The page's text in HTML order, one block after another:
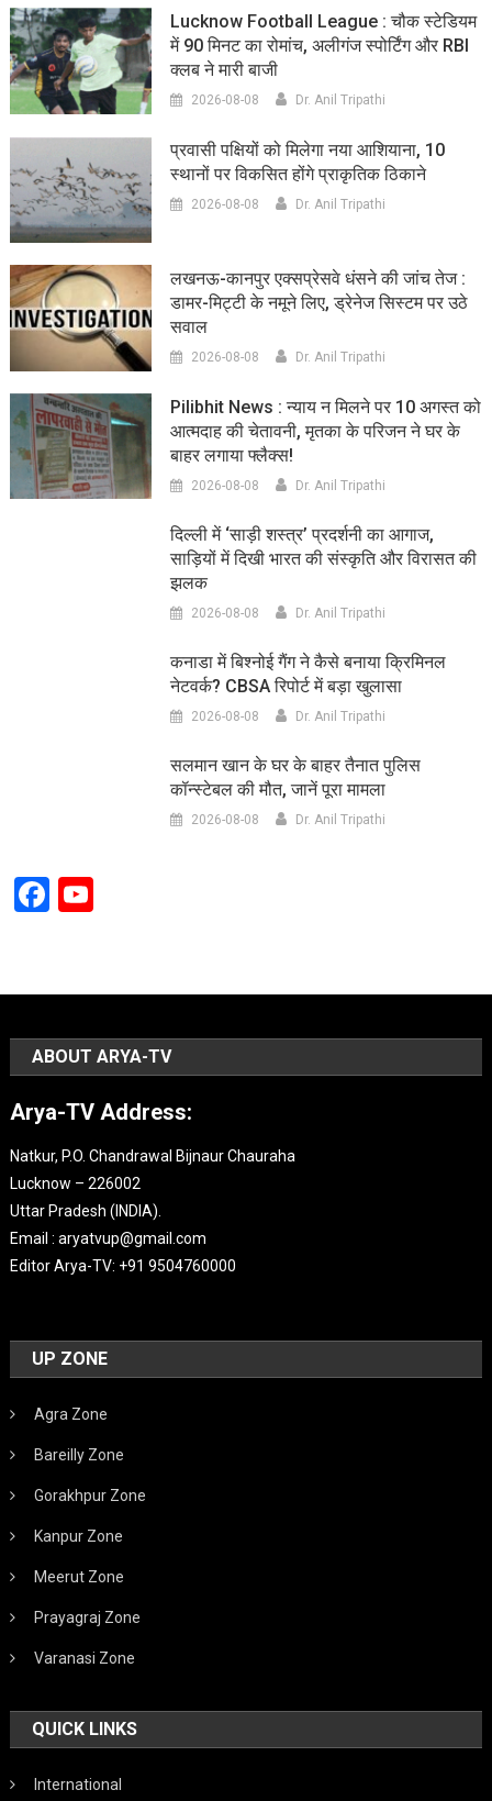
Lucknow Football League : चौक स्टेडियम
में 90 मिनट का रोमांच, अलीगंज स्पोर्टिंग और RBI
क्लब ने मारी बाजी
2026-08-08 Dr. Anil Tripathi
प्रवासी पक्षियों को मिलेगा नया आशियाना, 10
स्थानों पर विकसित होंगे प्राकृतिक ठिकाने
2026-08-08 Dr. Anil Tripathi
लखनऊ-कानपुर एक्सप्रेसवे धंसने की जांच तेज :
डामर-मिट्टी के नमूने लिए, ड्रेनेज सिस्टम पर उठे
सवाल
2026-08-08 Dr. Anil Tripathi
Pilibhit News : न्याय न मिलने पर 10 अगस्त को
आत्मदाह की चेतावनी, मृतका के परिजन ने घर के
बाहर लगाया फ्लैक्स!
2026-08-08 Dr. Anil Tripathi
दिल्ली में ‘साड़ी शस्त्र’ प्रदर्शनी का आगाज,
साड़ियों में दिखी भारत की संस्कृति और विरासत की
झलक
2026-08-08 Dr. Anil Tripathi
कनाडा में बिश्नोई गैंग ने कैसे बनाया क्रिमिनल
नेटवर्क? CBSA रिपोर्ट में बड़ा खुलासा
2026-08-08 Dr. Anil Tripathi
सलमान खान के घर के बाहर तैनात पुलिस
कॉन्स्टेबल की मौत, जानें पूरा मामला
2026-08-08 Dr. Anil Tripathi
Facebook
ABOUT ARYA-TV
Arya-TV Address:
Natkur, P.O. Chandrawal Bijnaur Chauraha
Lucknow – 226002
Uttar Pradesh (INDIA).
Email : aryatvup@gmail.com
Editor Arya-TV: +91 9504760000
UP ZONE
Agra Zone
Bareilly Zone
Gorakhpur Zone
Kanpur Zone
Meerut Zone
Prayagraj Zone
Varanasi Zone
QUICK LINKS
International